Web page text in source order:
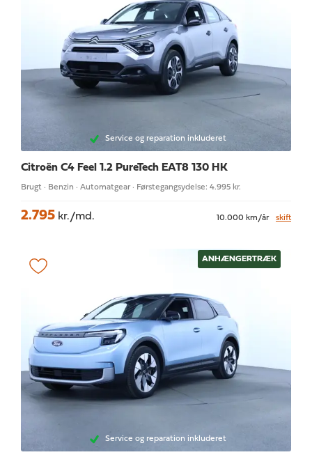
Service og reparation inkluderet
Citroën C4 Feel 1.2 PureTech EAT8 130 HK
Brugt · Benzin · Automatgear · Førstegangsydelse: 4.995 kr.
2.795 kr./md. 10.000 km/år skift
ANHÆNGERTRÆK
Service og reparation inkluderet